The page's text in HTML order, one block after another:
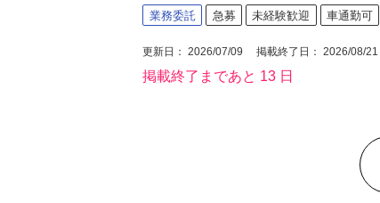
業務委託 急募 未経験歓迎 車通勤可
更新日： 2026/07/09 掲載終了日： 2026/08/21
掲載終了まであと 13 日